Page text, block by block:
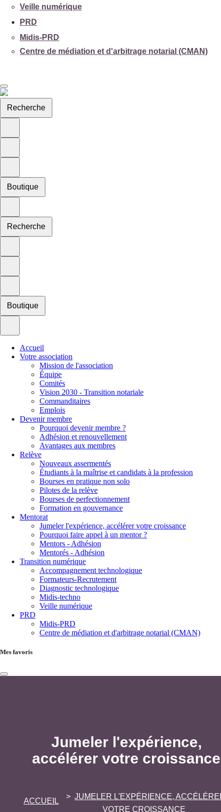
Veille numérique
PRD
Midis-PRD
Centre de médiation et d'arbitrage notarial (CMAN)
Recherche
Boutique
Recherche
Boutique
Accueil
Votre association
Mission de l'association
Équipe
Comités
Vision 2030 - Transition notariale
Commanditaires
Emplois
Devenir membre
Pourquoi devenir membre ?
Adhésion et renouvellement
Avantages aux membres
Relève
Nouveaux assermentés
Étudiants à la maîtrise et candidats à la profession
Bourses en pratique non solo
Pilotes de la relève
Bourses de perfectionnement
Formation en gouvernance
Mentorat
Jumeler l'expérience, accélérer votre croissance
Pourquoi faire appel à un mentor ?
Mentors - Adhésion
Mentorés - Adhésion
Transition numérique
Accompagnement technologique
Formateurs-Recrutement
Diagnostic technologique
Midis-techno
Veille numérique
PRD
Midis-PRD
Centre de médiation et d'arbitrage notarial (CMAN)
Mes favoris
Jumeler l'expérience,
accélérer votre croissance
ACCUEIL
JUMELER L'EXPÉRIENCE,
VOTRE CROISSANCE